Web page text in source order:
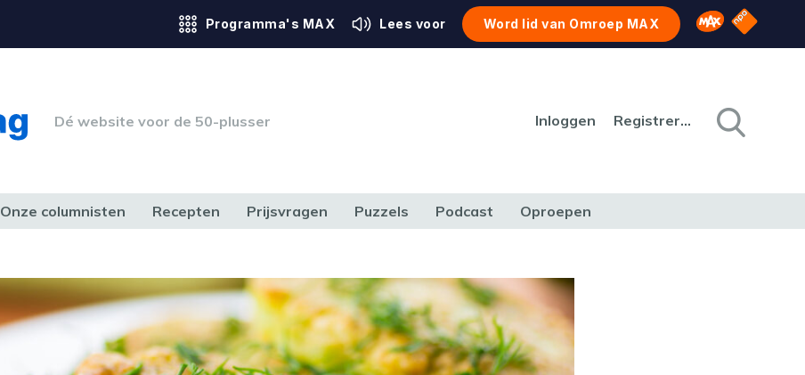
Programma's MAX Lees voor Word lid van Omroep MAX Omroep MAX
NPO
Dé website voor de 50-plusser Inloggen Registreren
Onze columnisten Recepten Prijsvragen Puzzels Podcast Oproepen